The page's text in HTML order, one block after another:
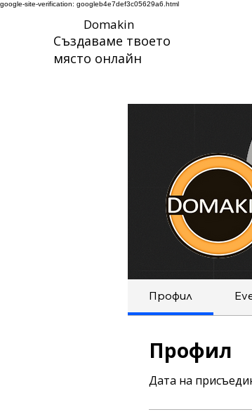
google-site-verification: googleb4e7def3c05629a6.html
Domakin
Създаваме твоето
място онлайн
Профил
Профил
Дата на